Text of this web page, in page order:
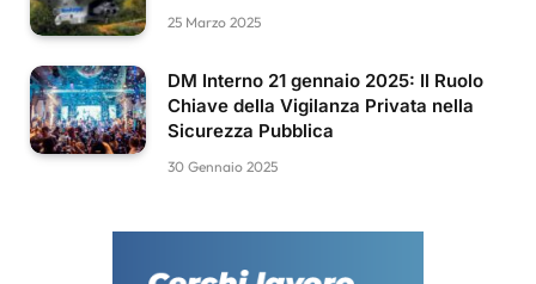
25 Marzo 2025
DM Interno 21 gennaio 2025: Il Ruolo
Chiave della Vigilanza Privata nella
Sicurezza Pubblica
30 Gennaio 2025